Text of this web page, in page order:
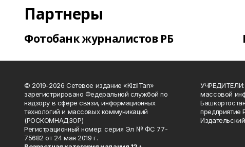
Партнеры
Фотобанк журналистов РБ
© 2019-2026 Сетевое издание «KizilTan»
зарегистрировано Федеральной службой по
надзору в сфере связи, информационных
технологий и массовых коммуникаций
(РОСКОМНАДЗОР)
Регистрационный номер: серия Эл № ФС 77-
75682 от 24 мая 2019 г.
УЧРЕДИТЕЛИ:
массовой
предприятие